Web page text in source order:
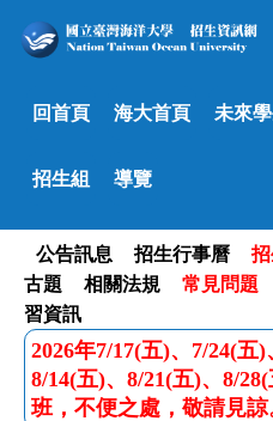
回首頁 海大首頁 未來
招生組 導覽
公告訊息 招生行事曆
古題
相關法規 常見問題
習資訊
2026年7/17(五)、7/24(五)
8/14(五)、8/21(五)、8/
班，不便之處，敬請見諒